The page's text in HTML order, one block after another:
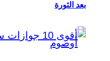
بعد الثورة